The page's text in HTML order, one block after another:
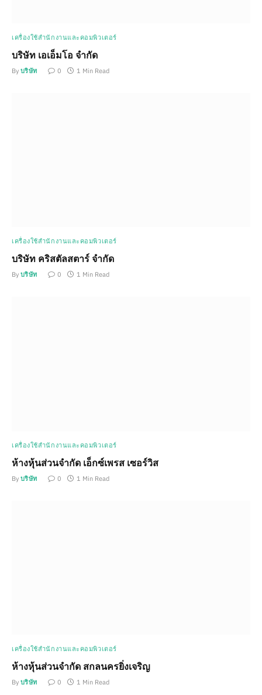
เครื่องใช้สำนักงานและคอมพิวเตอร์
บริษัท เอเอ็มโอ จำกัด
By บริษัท 0 1 Min Read
เครื่องใช้สำนักงานและคอมพิวเตอร์
บริษัท คริสตัลสตาร์ จำกัด
By บริษัท 0 1 Min Read
เครื่องใช้สำนักงานและคอมพิวเตอร์
ห้างหุ้นส่วนจำกัด เอ็กซ์เพรส เซอร์วิส
By บริษัท 0 1 Min Read
เครื่องใช้สำนักงานและคอมพิวเตอร์
ห้างหุ้นส่วนจำกัด สกลนครยิ่งเจริญ
By บริษัท 0 1 Min Read